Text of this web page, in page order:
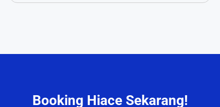
Booking Hiace Sekarang!